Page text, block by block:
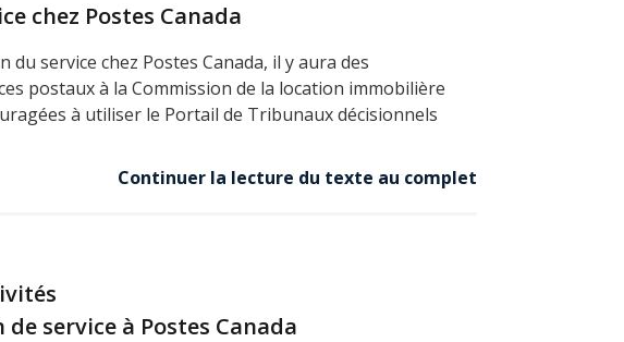
chez Postes Canada
du service chez Postes Canada, il y aura des
postaux à la Commission de la location immobilière
à utiliser le Portail de Tribunaux décisionnels
Continuer la lecture du texte au complet
service à Postes Canada